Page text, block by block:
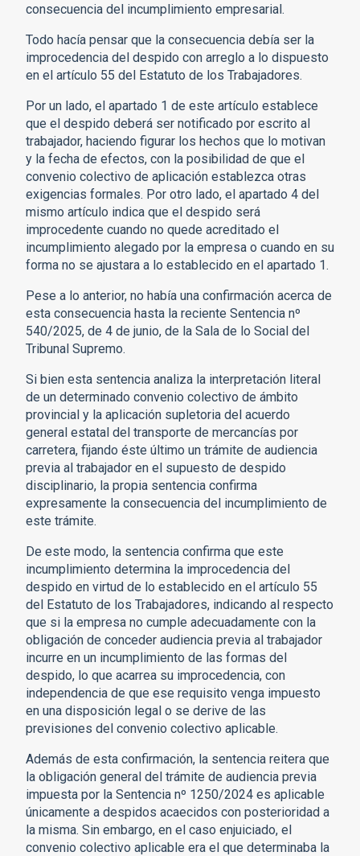
consecuencia del incumplimiento empresarial.
Todo hacía pensar que la consecuencia debía ser la
improcedencia del despido con arreglo a lo dispuesto
en el artículo 55 del Estatuto de los Trabajadores.
Por un lado, el apartado 1 de este artículo establece
que el despido deberá ser notificado por escrito al
trabajador, haciendo figurar los hechos que lo motivan
y la fecha de efectos, con la posibilidad de que el
convenio colectivo de aplicación establezca otras
exigencias formales. Por otro lado, el apartado 4 del
mismo artículo indica que el despido será
improcedente cuando no quede acreditado el
incumplimiento alegado por la empresa o cuando en su
forma no se ajustara a lo establecido en el apartado 1.
Pese a lo anterior, no había una confirmación acerca de
esta consecuencia hasta la reciente Sentencia nº
540/2025, de 4 de junio, de la Sala de lo Social del
Tribunal Supremo.
Si bien esta sentencia analiza la interpretación literal
de un determinado convenio colectivo de ámbito
provincial y la aplicación supletoria del acuerdo
general estatal del transporte de mercancías por
carretera, fijando éste último un trámite de audiencia
previa al trabajador en el supuesto de despido
disciplinario, la propia sentencia confirma
expresamente la consecuencia del incumplimiento de
este trámite.
De este modo, la sentencia confirma que este
incumplimiento determina la improcedencia del
despido en virtud de lo establecido en el artículo 55
del Estatuto de los Trabajadores, indicando al respecto
que si la empresa no cumple adecuadamente con la
obligación de conceder audiencia previa al trabajador
incurre en un incumplimiento de las formas del
despido, lo que acarrea su improcedencia, con
independencia de que ese requisito venga impuesto
en una disposición legal o se derive de las
previsiones del convenio colectivo aplicable.
Además de esta confirmación, la sentencia reitera que
la obligación general del trámite de audiencia previa
impuesta por la Sentencia nº 1250/2024 es aplicable
únicamente a despidos acaecidos con posterioridad a
la misma. Sin embargo, en el caso enjuiciado, el
convenio colectivo aplicable era el que determinaba la